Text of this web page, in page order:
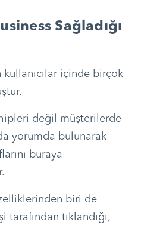
Sağladığı
kullanıcılar içinde birçok
değil müşterilerde
yorumda bulunarak
buraya
biri de
tıklandığı,